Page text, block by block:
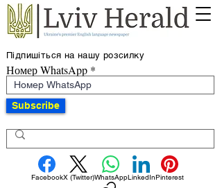
Підпишіться на нашу розсилку
Номер WhatsApp
Subscribe
FacebookX (Twitter)WhatsAppLinkedInPinterest